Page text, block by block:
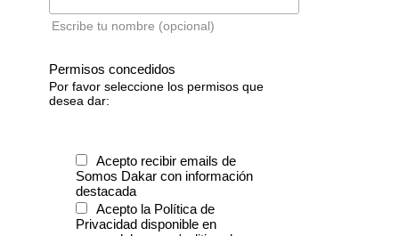
Escribe tu nombre (opcional)
Permisos concedidos
Por favor seleccione los permisos que
desea dar:
Acepto recibir emails de
Somos Dakar con información
destacada
Acepto la Política de
Privacidad disponible en